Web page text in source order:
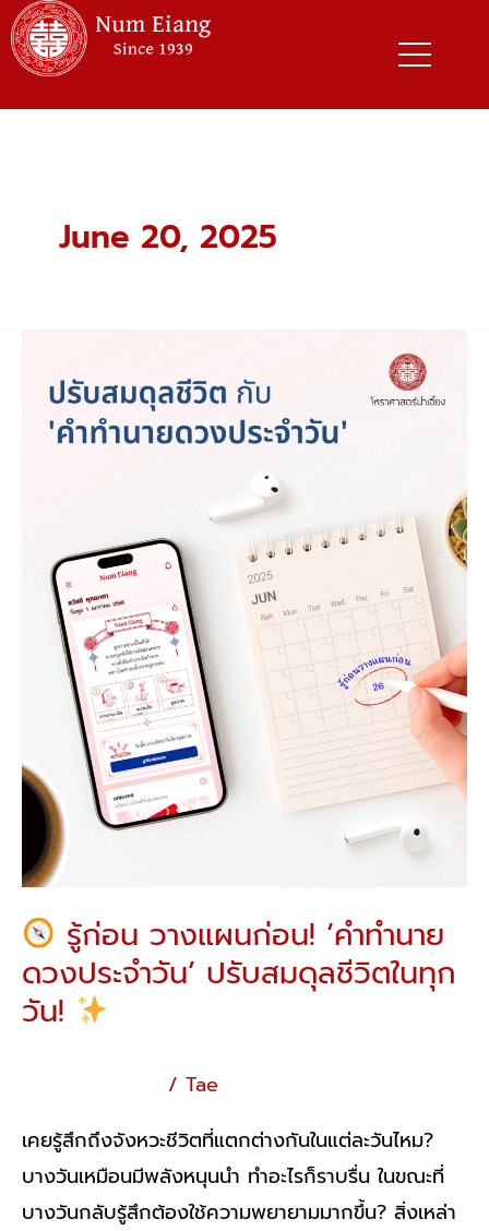
Skip
to
June 20, 2025
รู้ก่อน วางแผนก่อน! ‘คำทำนาย
ดวงประจำวัน’ ปรับสมดุลชีวิตในทุก
วัน!
/ Tae
เคยรู้สึกถึงจังหวะชีวิตที่แตกต่างกันในแต่ละวันไหม?
บางวันเหมือนมีพลังหนุนนำ ทำอะไรก็ราบรื่น ในขณะที่
บางวันกลับรู้สึกต้องใช้ความพยายามมากขึ้น? สิ่งเหล่า
ก่อน
ทำนาย
ดวง
ประจำ
ชีวิต
ทุก
วัน!